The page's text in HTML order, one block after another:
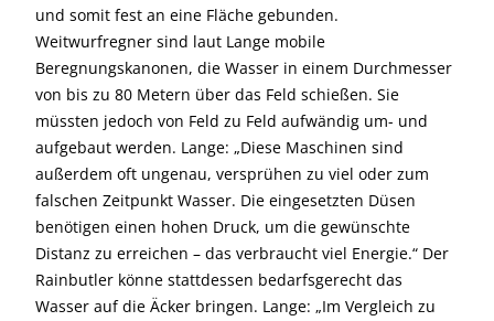
und somit fest an eine Fläche gebunden.
Weitwurfregner sind laut Lange mobile
Beregnungskanonen, die Wasser in einem Durchmesser
von bis zu 80 Metern über das Feld schießen. Sie
müssten jedoch von Feld zu Feld aufwändig um- und
aufgebaut werden. Lange: „Diese Maschinen sind
außerdem oft ungenau, versprühen zu viel oder zum
falschen Zeitpunkt Wasser. Die eingesetzten Düsen
benötigen einen hohen Druck, um die gewünschte
Distanz zu erreichen – das verbraucht viel Energie.“ Der
Rainbutler könne stattdessen bedarfsgerecht das
Wasser auf die Äcker bringen. Lange: „Im Vergleich zu